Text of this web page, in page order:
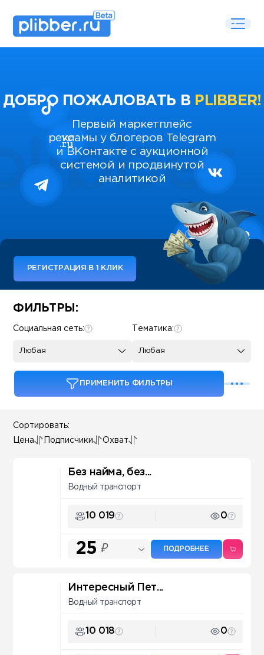
ДОБРО ПОЖАЛОВАТЬ В PLIBBER!
Первый маркетплейс
рекламы у блогеров Telegram
и ВКонтакте с аукционной
системой и продвинутой
аналитикой
РЕГИСТРАЦИЯ В 1 КЛИК
Some SEO Title
ФИЛЬТРЫ:
Тематика:
Любая
Социальная сеть:
Любая
ПРИМЕНИТЬ ФИЛЬТРЫ
Сортировать:
Цена Подписчики Охват
Без найма, без...
Водный транспорт
10 019 0
25 ₽ ПОДРОБНЕЕ
Интересный Пет...
Водный транспорт
10 018 0